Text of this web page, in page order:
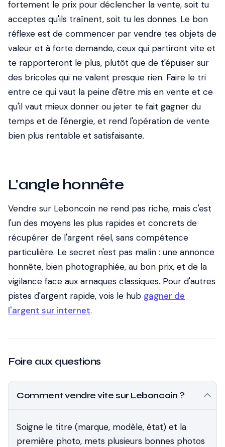
fortement le prix pour déclencher la vente, soit tu
acceptes qu'ils traînent, soit tu les donnes. Le bon
réflexe est de commencer par vendre tes objets de
valeur et à forte demande, ceux qui partiront vite et
te rapporteront le plus, plutôt que de t'épuiser sur
des bricoles qui ne valent presque rien. Faire le tri
entre ce qui vaut la peine d'être mis en vente et ce
qu'il vaut mieux donner ou jeter te fait gagner du
temps et de l'énergie, et rend l'opération de vente
bien plus rentable et satisfaisante.
L'angle honnête
Vendre sur Leboncoin ne rend pas riche, mais c'est
l'un des moyens les plus rapides et concrets de
récupérer de l'argent réel, sans compétence
particulière. Le secret n'est pas malin : une annonce
honnête, bien photographiée, au bon prix, et de la
vigilance face aux arnaques classiques. Pour d'autres
pistes d'argent rapide, vois le hub gagner de
l'argent sur internet.
Foire aux questions
Comment vendre vite sur Leboncoin ?
Soigne le titre (marque, modèle, état) et la
première photo, mets plusieurs bonnes photos